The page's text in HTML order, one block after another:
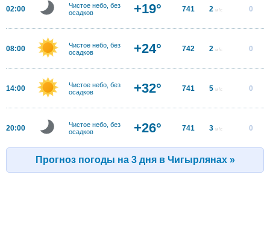
02:00
Чистое небо, без
осадков
+19° 741 2 м/с 0
08:00
Чистое небо, без
осадков
+24° 742 2 м/с 0
14:00
Чистое небо, без
осадков
+32° 741 5 м/с 0
20:00
Чистое небо, без
осадков
+26° 741 3 м/с 0
Прогноз погоды на 3 дня в Чигырлянах »